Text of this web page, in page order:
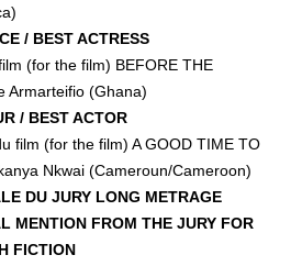
/ BEST ACTRESS
(for the film) BEFORE THE
Armarteifio (Ghana)
/ BEST ACTOR
film (for the film) A GOOD TIME TO
Nkwai (Cameroun/Cameroon)
DU JURY LONG METRAGE
MENTION FROM THE JURY FOR
FICTION